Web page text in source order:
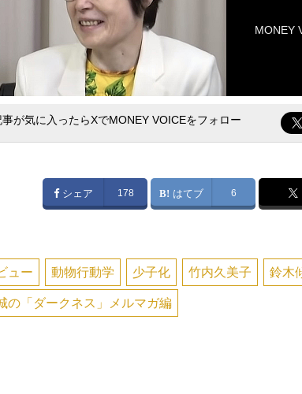
MONEY
事が気に入ったらXでMONEY VOICEをフォロー
シェア 178 はてブ 6
ュー 動物行動学 少子化 竹内久美子 鈴木
の「ダークネス」メルマガ編